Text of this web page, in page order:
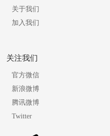
关于我们
加入我们
关注我们
官方微信
新浪微博
腾讯微博
Twitter